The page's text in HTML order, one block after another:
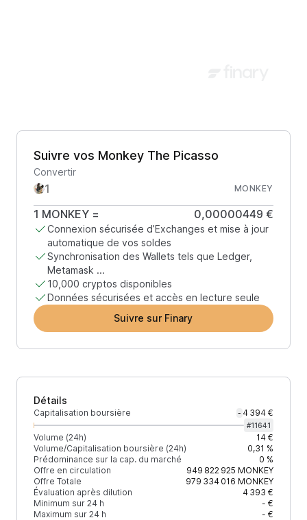
Suivre vos Monkey The Picasso
Convertir
MONKEY
1 MONKEY = 0,00000449 €
Connexion sécurisée d’Exchanges et mise à jour
automatique de vos soldes
Synchronisation des Wallets tels que Ledger,
Metamask ...
10,000 cryptos disponibles
Données sécurisées et accès en lecture seule
Suivre sur Finary
Détails
Capitalisation boursière - 4 394 €
#11641
Volume (24h)
14 €
Volume/Capitalisation boursière (24h)
0,31 %
Prédominance sur la cap. du marché
0 %
Offre en circulation
949 822 925 MONKEY
Offre Totale
979 334 016 MONKEY
Évaluation après dilution
4 393 €
Minimum sur 24 h
- €
Maximum sur 24 h
- €